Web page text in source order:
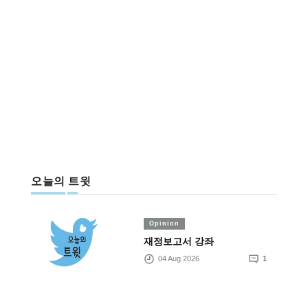
오늘의 트윗
Opinion
재정보고서 강좌
04 Aug 2026 1